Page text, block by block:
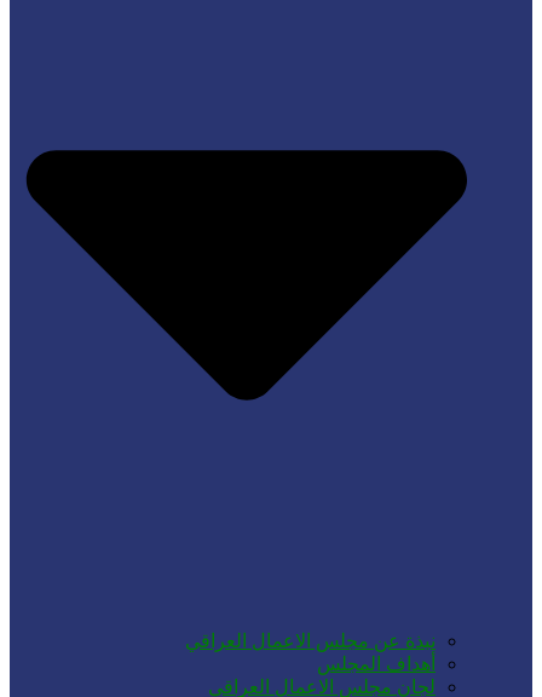
نبذة عن مجلس الاعمال العراقي
أهداف المجلس
لجان مجلس الاعمال العراقي